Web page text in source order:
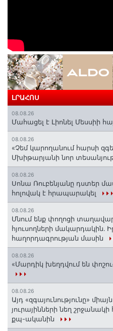
ԼՐԱՀՈՍ
08.08.26
Մահացել է Լիոնել Մեսսիի
08.08.26
«Չեմ կարողանում հարսի
Մխիթարյանի նոր
08.08.26
Սոնա Ռուբենյանը դստեր
հոլովակ է հրապարակել
08.08.26
Մնում ենք փողոցի
հյուսողների
հաղորդագրության մասին
08.08.26
«Մարդիկ խեղդվում են
08.08.26
Այդ «զգայունությունը»
յուրայինների նեղ շրջանակի
քպ-ականին